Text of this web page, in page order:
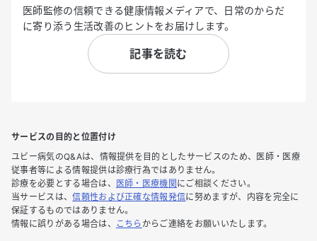
医師監修の信頼できる健康情報メディアで、日常のからだ
に寄り添う生活改善のヒントをお届けします。
記事を読む
サービスの目的と位置付け
ユビー病気のQ&Aは、情報提供を目的としたサービスのため、医師・医療
従事者等による情報提供は診療行為ではありません。
診療を必要とする場合は、
医師・医療機関 にご相談ください。
当サービスは、信頼性および正確な情報発信に努めますが、内容を完全に
保証するものではありません。
情報に誤りがある場合は、
こちら からご連絡をお願いいたします。